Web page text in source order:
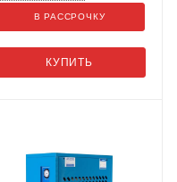
КУПИТЬ
В РАССРОЧКУ